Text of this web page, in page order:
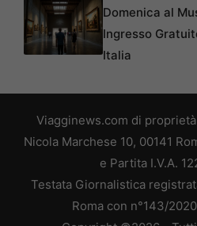
Domenica al
Ingresso
Italia
Viagginews.com di
Nicola Marchese 10, 00141
e Partita I.V.A.
Testata Giornalistica
Roma con n°143/